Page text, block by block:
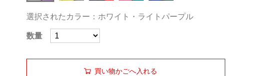
選択されたカラー：ホワイト・ライトパープル
数量
買い物かごへ入れる